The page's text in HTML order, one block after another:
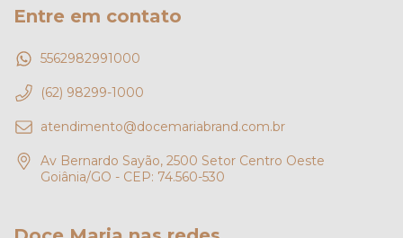
Entre em contato
5562982991000
(62) 98299-1000
atendimento@docemariabrand.com.br
Av Bernardo Sayão, 2500 Setor Centro Oeste
Goiânia/GO - CEP: 74.560-530